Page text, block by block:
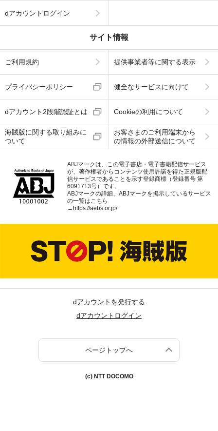
dアカウントログイン
サイト情報
ご利用規約 提供事業者等に関する表示
プライバシーポリシー 健全なサービスに向けて
dアカウント2段階認証とは Cookieの利用について
海賊版に関する取り組みに
ついて
お客さまのご利用端末から
の情報の外部送信について
ABJマークは、この電子書店・電子書籍配信サービス
が、著作権者からコンテンツ使用許諾を得た正規版配
信サービスであることを示す登録商標（登録番号 第
6091713号）です。
ABJマークの詳細、ABJマークを掲示しているサービス
の一覧はこちら
→https://aebs.or.jp/
dアカウントを発行する
dアカウントログイン
ページトップへ
(c) NTT DOCOMO